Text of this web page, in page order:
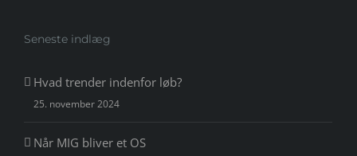
Seneste indlæg
Hvad trender indenfor løb?
25. november 2024
Når MIG bliver et OS